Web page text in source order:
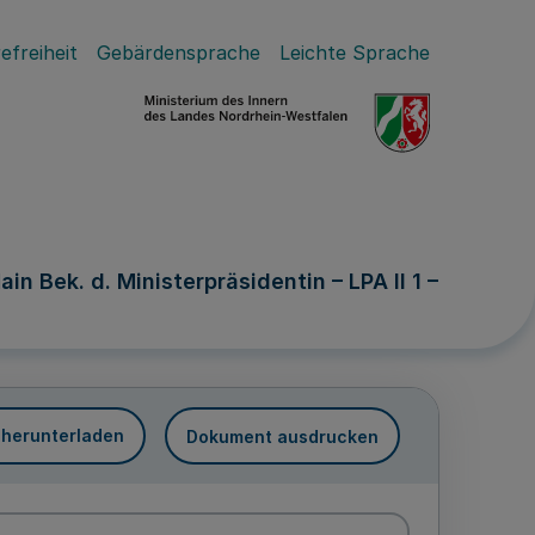
Gebärdensprache Leichte Sprache
Bek. d. Ministerpräsidentin – LPA II 1 –
herunterladen Dokument ausdrucken